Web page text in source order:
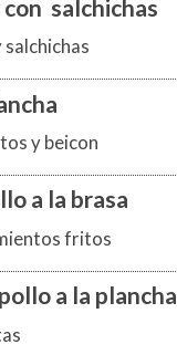
salchichas
y beicon
a la brasa
fritos
a la plancha